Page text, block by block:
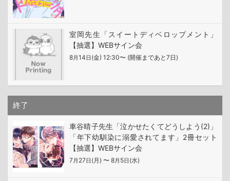
室岡先生「スイートディベロップメント」
【抽選】WEBサイン会
8月 14 日 (金) 12:30〜 (開催まであと7日)
終了
車谷晴子先生「泣かせたくてどうしよう(2)」
「年下幼馴染に溺愛されてます」2冊セット
【抽選】WEBサイン会
7 月 27 日 (月) 〜 8月 5日 (水)